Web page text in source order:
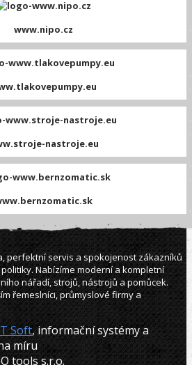
www.nipo.cz
nastroje.eu
perfektní servis a spokojenost zákazníků
Nabízíme moderní a kompletní
nářadí, strojů, nástrojů a pomůcek.
řemeslníci, průmyslové firmy a
Soft, informační systémy a
míru
tools s.r.o.